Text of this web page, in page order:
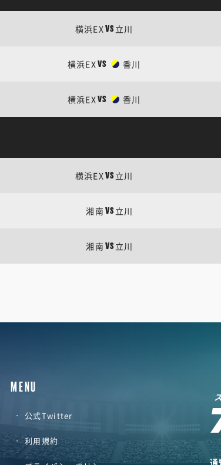
横浜EXVS 立川
横浜EXVS 香川
横浜EXVS 香川
横浜EXVS 立川
湘南 VS 立川
湘南 VS 立川
MENU
公式Twitter
利用規約
通